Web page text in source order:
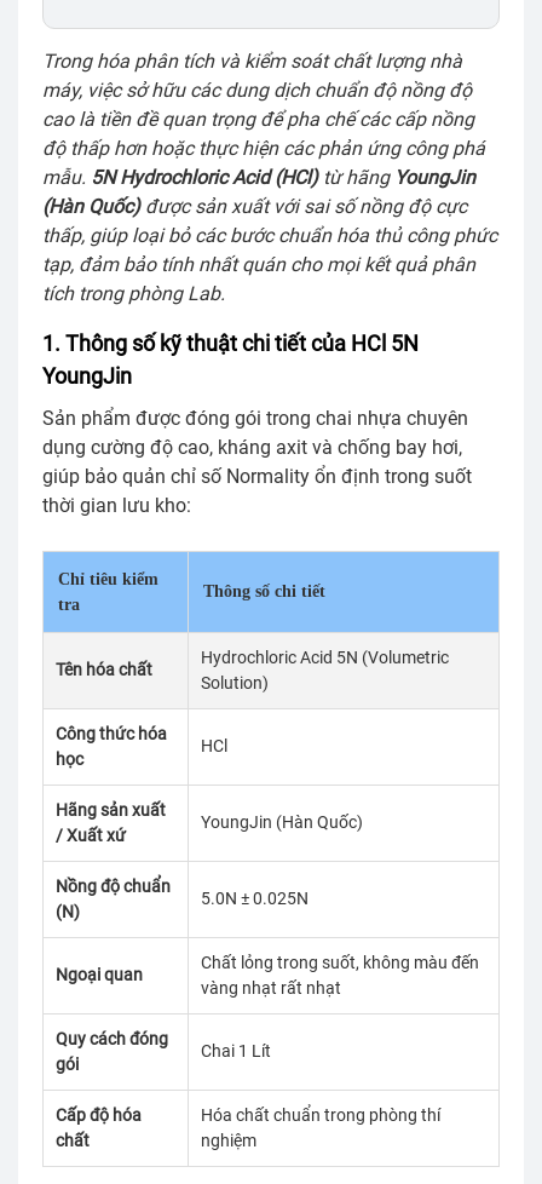
Trong hóa phân tích và kiểm soát chất lượng nhà
máy, việc sở hữu các dung dịch chuẩn độ nồng độ
cao là tiền đề quan trọng để pha chế các cấp nồng
độ thấp hơn hoặc thực hiện các phản ứng công phá
mẫu. 5N Hydrochloric Acid (HCl)từ hãng YoungJin
(Hàn Quốc)được sản xuất với sai số nồng độ cực
thấp, giúp loại bỏ các bước chuẩn hóa thủ công phức
tạp, đảm bảo tính nhất quán cho mọi kết quả phân
tích trong phòng Lab.
1. Thông số kỹ thuật chi tiết của HCl 5N
YoungJin
Sản phẩm được đóng gói trong chai nhựa chuyên
dụng cường độ cao, kháng axit và chống bay hơi,
giúp bảo quản chỉ số Normality ổn định trong suốt
thời gian lưu kho:
Chỉ tiêu kiểm
tra
Thông số chi tiết
Tên hóa chất
Hydrochloric Acid 5N (Volumetric
Solution)
Công thức hóa
học
HCl
Hãng sản xuất
/ Xuất xứ
YoungJin (Hàn Quốc)
Nồng độ chuẩn
(N)
5.0N ± 0.025N
Ngoại quan
Chất lỏng trong suốt, không màu đến
vàng nhạt rất nhạt
Quy cách đóng
gói
Chai 1 Lít
Cấp độ hóa
chất
Hóa chất chuẩn trong phòng thí
nghiệm